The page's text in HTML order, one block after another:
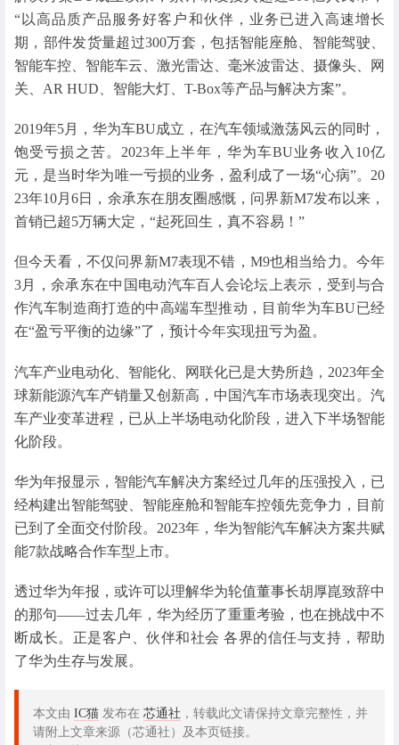
“以高品质产品服务好客户和伙伴，业务已进入高速增长
期，部件发货量超过300万套，包括智能座舱、智能驾驶、
智能车控、智能车云、激光雷达、毫米波雷达、摄像头、网
关、AR HUD、智能大灯、T-Box等产品与解决方案”。
2019年5月，华为车BU成立，在汽车领域激荡风云的同时，
饱受亏损之苦。2023年上半年，华为车BU业务收入10亿
元，是当时华为唯一亏损的业务，盈利成了一场“心病”。20
23年10月6日，余承东在朋友圈感慨，问界新M7发布以来，
首销已超5万辆大定，“起死回生，真不容易！”
但今天看，不仅问界新M7表现不错，M9也相当给力。今年
3月，余承东在中国电动汽车百人会论坛上表示，受到与合
作汽车制造商打造的中高端车型推动，目前华为车BU已经
在“盈亏平衡的边缘”了，预计今年实现扭亏为盈。
汽车产业电动化、智能化、网联化已是大势所趋，2023年全
球新能源汽车产销量又创新高，中国汽车市场表现突出。汽
车产业变革进程，已从上半场电动化阶段，进入下半场智能
化阶段。
华为年报显示，智能汽车解决方案经过几年的压强投入，已
经构建出智能驾驶、智能座舱和智能车控领先竞争力，目前
已到了全面交付阶段。2023年，华为智能汽车解决方案共赋
能7款战略合作车型上市。
透过华为年报，或许可以理解华为轮值董事长胡厚崑致辞中
的那句——过去几年，华为经历了重重考验，也在挑战中不
断成长。正是客户、伙伴和社会 各界的信任与支持，帮助
了华为生存与发展。
本文由 IC猫 发布在 芯通社 ，转载此文请保持文章完整性，并
请附上文章来源（芯通社）及本页链接。